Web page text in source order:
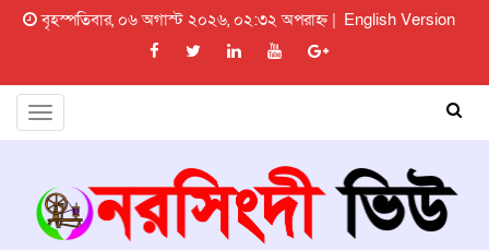
বৃহস্পতিবার, ০৬ অগাস্ট ২০২৬, ০২:৩২ অপরাহ্ন | English Version
Toggle